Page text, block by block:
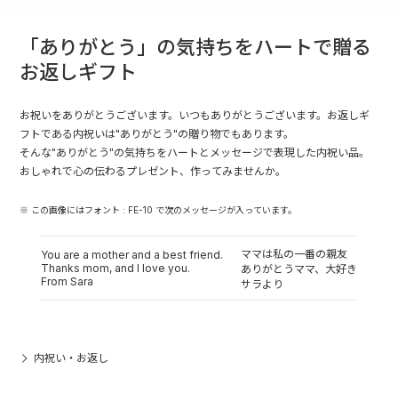
「ありがとう」の気持ちをハートで贈る
お返しギフト
お祝いをありがとうございます。いつもありがとうございます。お返しギ
フトである内祝いは"ありがとう"の贈り物でもあります。
そんな"ありがとう"の気持ちをハートとメッセージで表現した内祝い品。
おしゃれで心の伝わるプレゼント、作ってみませんか。
※ この画像にはフォント : FE-10 で次のメッセージが入っています。
You are a mother and a best friend.
Thanks mom, and I love you.
From Sara
ママは私の一番の親友
ありがとうママ、大好き
サラより
内祝い・お返し